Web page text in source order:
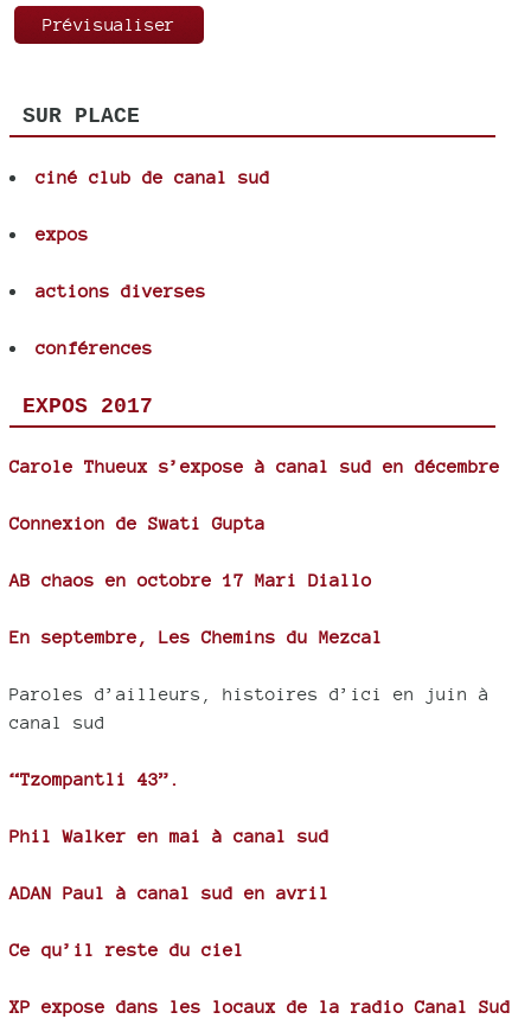
SUR PLACE
ciné club de canal sud
expos
actions diverses
conférences
EXPOS 2017
Carole Thueux s’expose à canal sud en décembre
Connexion de Swati Gupta
AB chaos en octobre 17 Mari Diallo
En septembre, Les Chemins du Mezcal
Paroles d’ailleurs, histoires d’ici en juin à
canal sud
“Tzompantli 43”.
Phil Walker en mai à canal sud
ADAN Paul à canal sud en avril
Ce qu’il reste du ciel
XP expose dans les locaux de la radio Canal Sud